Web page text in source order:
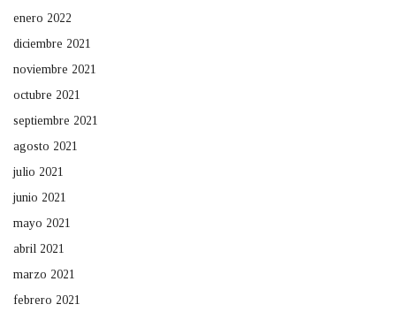
enero 2022
diciembre 2021
noviembre 2021
octubre 2021
septiembre 2021
agosto 2021
julio 2021
junio 2021
mayo 2021
abril 2021
marzo 2021
febrero 2021